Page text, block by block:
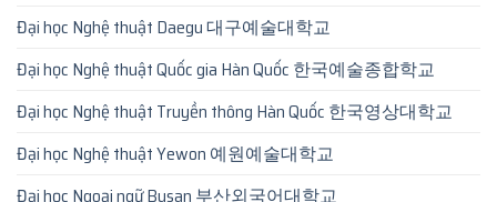
Đại học Nghệ thuật Daegu 대구예술대학교
Đại học Nghệ thuật Quốc gia Hàn Quốc 한국예술종합학교
Đại học Nghệ thuật Truyền thông Hàn Quốc 한국영상대학교
Đại học Nghệ thuật Yewon 예원예술대학교
Đại học Ngoại ngữ Busan 부산외국어대학교